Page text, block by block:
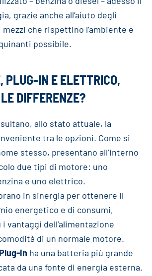
grazie anche all’aiuto degli
che rispettino l’ambiente e
possibile.
PLUG-IN E ELETTRICO,
DIFFERENZE?
allo stato attuale, la
tra le opzioni. Come si
stesso, presentano all’interno
due tipi di motore: uno
e uno elettrico.
in sinergia per ottenere il
energetico e di consumi,
vantaggi dell’alimentazione
di un normale motore.
in ha una batteria più grande
da una fonte di energia esterna.